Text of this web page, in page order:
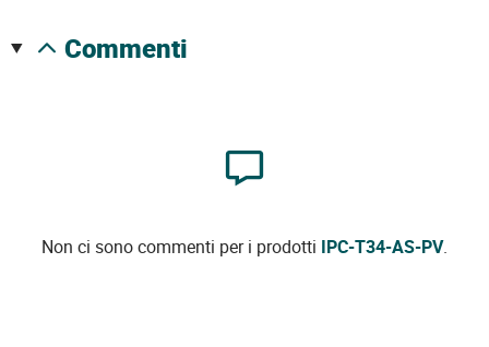
commenti
Non ci sono commenti per i prodotti IPC-T34-AS-PV.